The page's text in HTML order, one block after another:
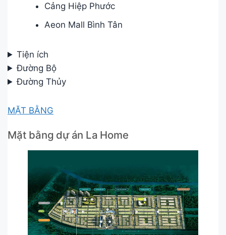
Cảng Hiệp Phước
Aeon Mall Bình Tân
Tiện ích
Đường Bộ
Đường Thủy
MẶT BẰNG
Mặt bằng dự án La Home